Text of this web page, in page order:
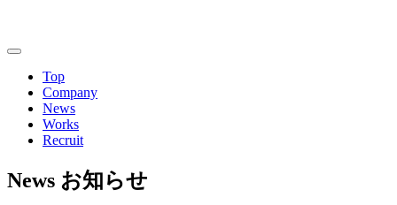
Top
Company
News
Works
Recruit
News お知らせ